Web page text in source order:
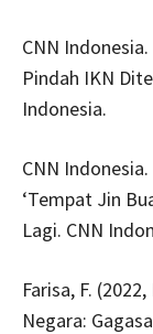
CNN
Pindah IKN
Indonesia.
CNN
‘Tempat Jin
Lagi. CNN
Farisa, F.
Negara: